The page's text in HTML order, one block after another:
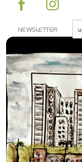
NEWSLETTER